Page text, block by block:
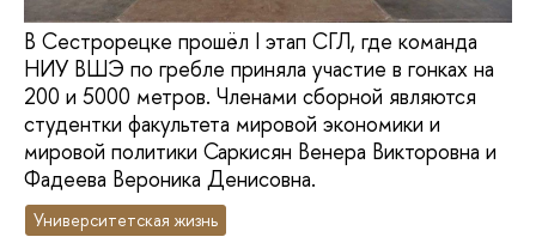
В Сестрорецке прошёл I этап СГЛ, где команда
НИУ ВШЭ по гребле приняла участие в гонках на
200 и 5000 метров. Членами сборной являются
студентки факультета мировой экономики и
мировой политики Саркисян Венера Викторовна и
Фадеева Вероника Денисовна.
Университетская жизнь